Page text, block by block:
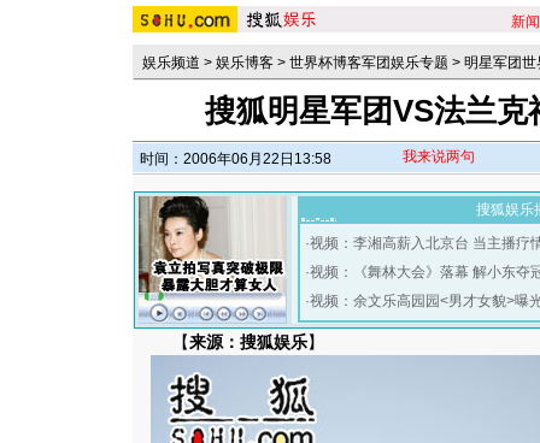
新闻
娱乐频道 > 娱乐博客 > 世界杯博客军团娱乐专题 > 明星军团
搜狐明星军团VS法兰
时间：2006年06月22日13:58 我来说两句
搜狐娱乐
·视频：李湘高薪入北京台 当主播疗
·视频：《舞林大会》落幕 解小东夺
·视频：余文乐高园园<男才女貌>曝
【来源：搜狐娱乐】